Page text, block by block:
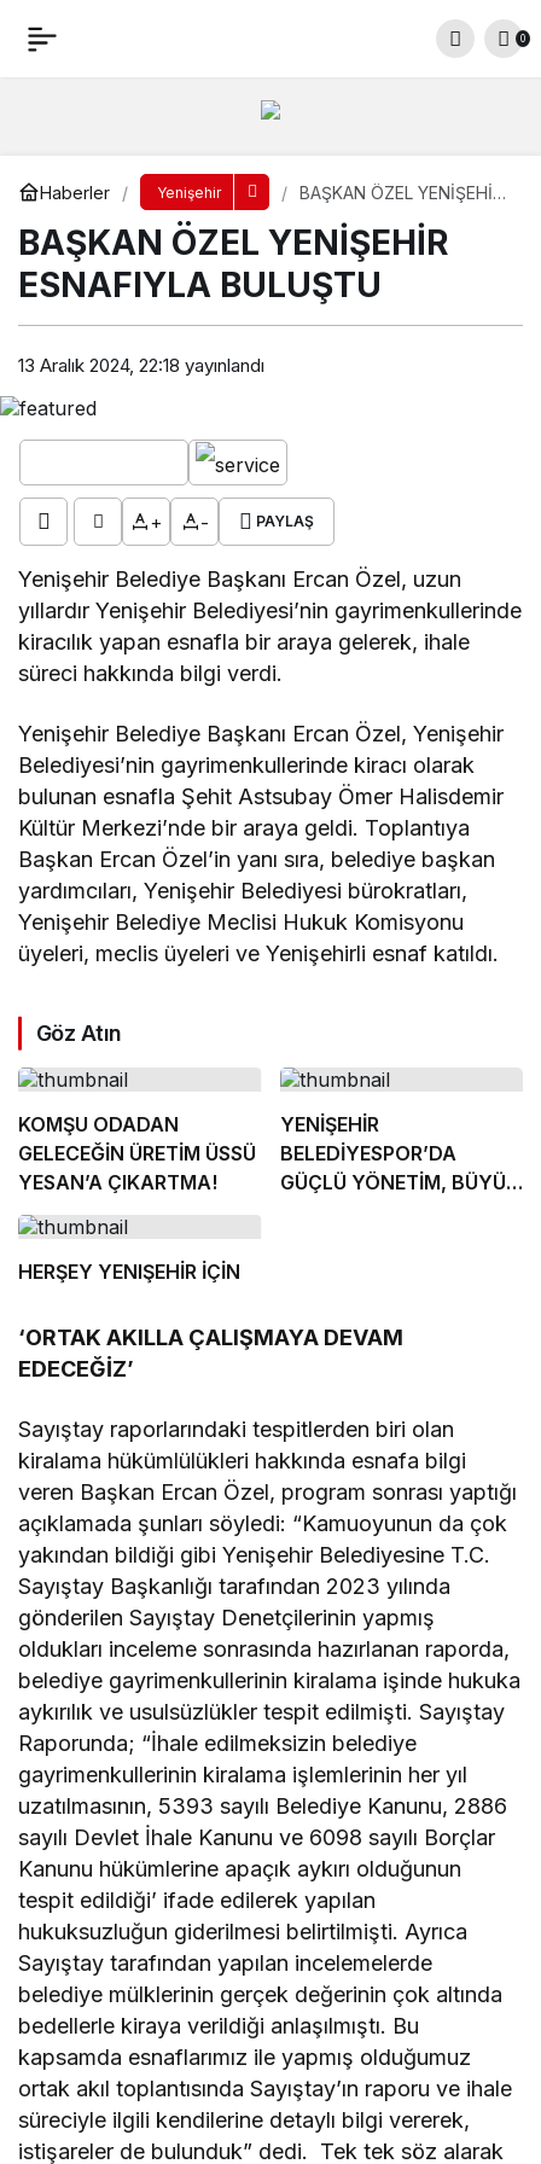
0
Haberler Yenişehir
BAŞKAN ÖZEL YENİŞEHİR
BAŞKAN ÖZEL YENİŞEHİR
ESNAFIYLA BULUŞTU
13 Aralık 2024, 22:18 yayınlandı
+ - PAYLAŞ
Yenişehir Belediye Başkanı Ercan Özel, uzun
yıllardır Yenişehir Belediyesi’nin gayrimenkullerinde
kiracılık yapan esnafla bir araya gelerek, ihale
süreci hakkında bilgi verdi.
Yenişehir Belediye Başkanı Ercan Özel, Yenişehir
Belediyesi’nin gayrimenkullerinde kiracı olarak
bulunan esnafla Şehit Astsubay Ömer Halisdemir
Kültür Merkezi’nde bir araya geldi. Toplantıya
Başkan Ercan Özel’in yanı sıra, belediye başkan
yardımcıları, Yenişehir Belediyesi bürokratları,
Yenişehir Belediye Meclisi Hukuk Komisyonu
üyeleri, meclis üyeleri ve Yenişehirli esnaf katıldı.
Göz Atın
KOMŞU ODADAN
GELECEĞİN ÜRETİM ÜSSÜ
YESAN’A ÇIKARTMA!
YENİŞEHİR
BELEDİYESPOR’DA
GÜÇLÜ YÖNETİM, BÜYÜK
HERŞEY YENIŞEHİR İÇİN
‘ORTAK AKILLA ÇALIŞMAYA DEVAM
EDECEĞİZ’
Sayıştay raporlarındaki tespitlerden biri olan
kiralama hükümlülükleri hakkında esnafa bilgi
veren Başkan Ercan Özel, program sonrası yaptığı
açıklamada şunları söyledi: “Kamuoyunun da çok
yakından bildiği gibi Yenişehir Belediyesine T.C.
Sayıştay Başkanlığı tarafından 2023 yılında
gönderilen Sayıştay Denetçilerinin yapmış
oldukları inceleme sonrasında hazırlanan raporda,
belediye gayrimenkullerinin kiralama işinde hukuka
aykırılık ve usulsüzlükler tespit edilmişti. Sayıştay
Raporunda; “İhale edilmeksizin belediye
gayrimenkullerinin kiralama işlemlerinin her yıl
uzatılmasının, 5393 sayılı Belediye Kanunu, 2886
sayılı Devlet İhale Kanunu ve 6098 sayılı Borçlar
Kanunu hükümlerine apaçık aykırı olduğunun
tespit edildiği’ ifade edilerek yapılan
hukuksuzluğun giderilmesi belirtilmişti. Ayrıca
Sayıştay tarafından yapılan incelemelerde
belediye mülklerinin gerçek değerinin çok altında
bedellerle kiraya verildiği anlaşılmıştı. Bu
kapsamda esnaflarımız ile yapmış olduğumuz
ortak akıl toplantısında Sayıştay’ın raporu ve ihale
süreciyle ilgili kendilerine detaylı bilgi vererek,
istişareler de bulunduk” dedi. Tek tek söz alarak
BAŞKAN ÖZEL YENİŞEHİR ESNAFIYLA